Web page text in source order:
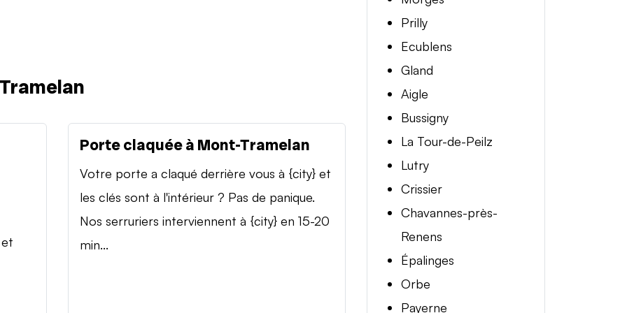
Porte claquée à Mont-Tramelan
Votre porte a claqué derrière vous à {city} et
les clés sont à l'intérieur ? Pas de panique.
Nos serruriers interviennent à {city} en 15-20
min...
Prilly
Ecublens
Gland
Aigle
Bussigny
La Tour-de-Peilz
Lutry
Crissier
Chavannes-près-
Renens
Épalinges
Orbe
Payerne